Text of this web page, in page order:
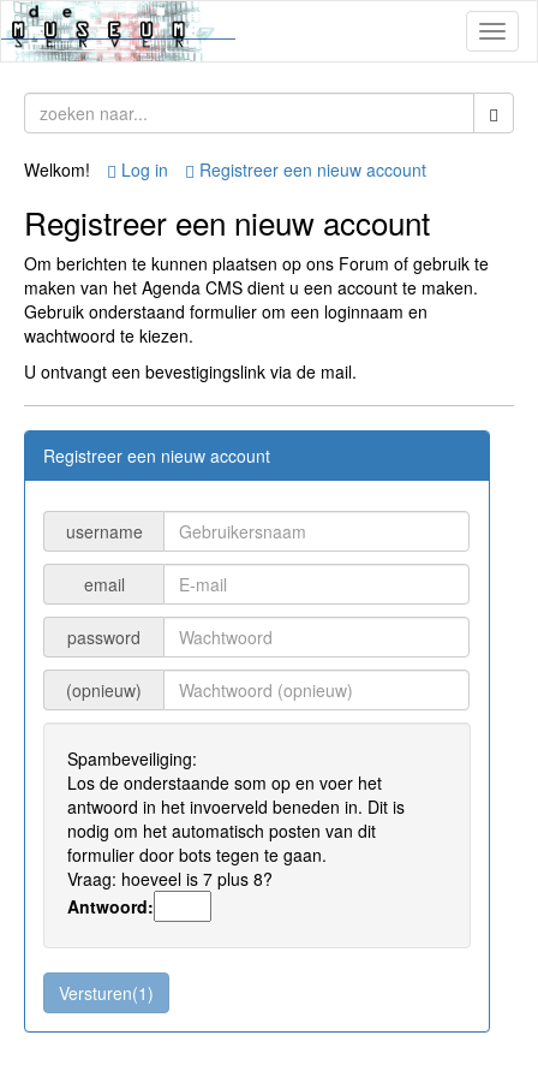
Welkom! Log in Registreer een nieuw account
Registreer een nieuw account
Om berichten te kunnen plaatsen op ons Forum of gebruik te
maken van het Agenda CMS dient u een account te maken.
Gebruik onderstaand formulier om een loginnaam en
wachtwoord te kiezen.
U ontvangt een bevestigingslink via de mail.
Registreer een nieuw account
username
email
password
(opnieuw)
Spambeveiliging:
Los de onderstaande som op en voer het
antwoord in het invoerveld beneden in. Dit is
nodig om het automatisch posten van dit
formulier door bots tegen te gaan.
Vraag: hoeveel is 7 plus 8?
Antwoord: